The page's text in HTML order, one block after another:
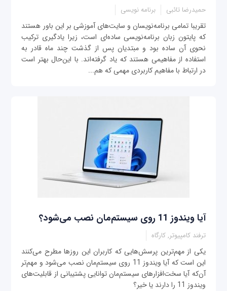
حمیدرضا تائبی برنامه نویسی
تقریبا تمامی برنامه‌نویسان و سایت‌های آموزشی بر این باور هستند
که پایتون زبان برنامه‌نویسی ساده‌ای است، زیرا یادگیری ترکیب
نحوی آن ساده بود و مبتدیان پس از گذشت چند ماه قادر به
استفاده از مفاهیمی هستند که یاد گرفته‌اند. با این‌حال بهتر است
در ارتباط با مفاهیم کاربردی مهمی که هم‌...
آیا ویندوز 11 روی سیستم‌مان نصب می‌شود؟
ترفند کامپیوتر, کارگاه
یکی از مهم‌ترین پرسش‌هایی که کاربران این روزها مطرح می‌کنند
این است که آیا ویندوز 11 روی سیستم‌مان نصب می‌شود و مهم‌تر
آن‌که آیا سخت‌افزارهای سیستم‌مان توانایی پشتیبانی از قابلیت‌های
ویندوز 11 را دارند یا خیر؟